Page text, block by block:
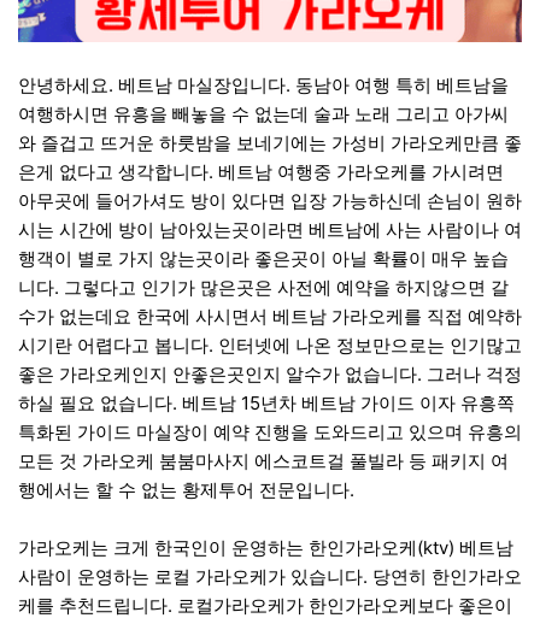
안녕하세요. 베트남 마실장입니다. 동남아 여행 특히 베트남을
여행하시면 유흥을 빼놓을 수 없는데 술과 노래 그리고 아가씨
와 즐겁고 뜨거운 하룻밤을 보네기에는 가성비 가라오케만큼 좋
은게 없다고 생각합니다. 베트남 여행중 가라오케를 가시려면
아무곳에 들어가셔도 방이 있다면 입장 가능하신데 손님이 원하
시는 시간에 방이 남아있는곳이라면 베트남에 사는 사람이나 여
행객이 별로 가지 않는곳이라 좋은곳이 아닐 확률이 매우 높습
니다. 그렇다고 인기가 많은곳은 사전에 예약을 하지않으면 갈
수가 없는데요 한국에 사시면서 베트남 가라오케를 직접 예약하
시기란 어렵다고 봅니다. 인터넷에 나온 정보만으로는 인기많고
좋은 가라오케인지 안좋은곳인지 알수가 없습니다. 그러나 걱정
하실 필요 없습니다. 베트남 15년차 베트남 가이드 이자 유흥쪽
특화된 가이드 마실장이 예약 진행을 도와드리고 있으며 유흥의
모든 것 가라오케 붐붐마사지 에스코트걸 풀빌라 등 패키지 여
행에서는 할 수 없는 황제투어 전문입니다.
가라오케는 크게 한국인이 운영하는 한인가라오케(ktv) 베트남
사람이 운영하는 로컬 가라오케가 있습니다. 당연히 한인가라오
케를 추천드립니다. 로컬가라오케가 한인가라오케보다 좋은이